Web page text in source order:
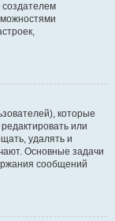
создателем
которые
или
удалять и
Основные задачи
сообщений